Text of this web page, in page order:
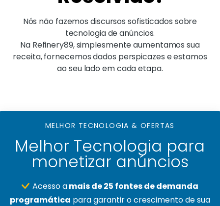
Nós não fazemos discursos sofisticados sobre
tecnologia de anúncios.
Na Refinery89, simplesmente aumentamos sua
receita, fornecemos dados perspicazes e estamos
ao seu lado em cada etapa.
MELHOR TECNOLOGIA & OFERTAS
Melhor Tecnologia para
monetizar anúncios
Acesso amais de 25 fontes de demanda
programática para garantir o crescimento de sua